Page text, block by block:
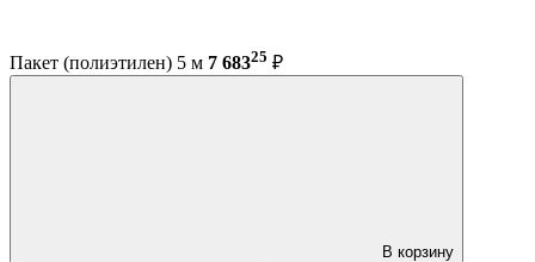
Пакет (полиэтилен) 5 м 7 68325 ₽
В корзину